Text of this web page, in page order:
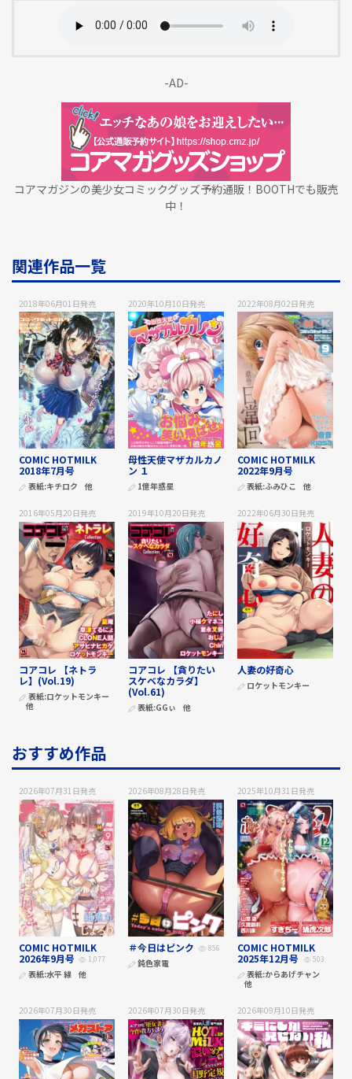
-AD-
コアマガジンの美少女コミックグッズ予約通販！BOOTHでも販売
中！
関連作品一覧
2018年06月01日発売
COMIC HOTMILK
2018年7月号
表紙:キチロク 他
2020年10月10日発売
母性天使マザカルカノ
ン １
1億年惑星
2022年08月02日発売
COMIC HOTMILK
2022年9月号
表紙:ふみひこ 他
2016年05月20日発売
コアコレ 【ネトラ
レ】(Vol.19)
表紙:ロケットモンキー
他
2019年10月20日発売
コアコレ 【貪りたい
スケベなカラダ】
(Vol.61)
表紙:GGぃ 他
2022年06月30日発売
人妻の好奇心
ロケットモンキー
おすすめ作品
2026年07月31日発売
COMIC HOTMILK
2026年9月号
1,077
表紙:水平 線 他
2026年08月28日発売
＃今日はピンク 856
鈍色家電
2025年10月31日発売
COMIC HOTMILK
2025年12月号
503
表紙:からあげチャン
他
2026年07月30日発売 2026年07月30日発売 2026年09月10日発売